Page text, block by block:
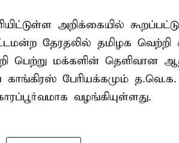
அறிக்கையில்
தேரதலில் தமிழக
பெற்று மக்களின் தெளிவான
காங்கிரஸ் பேரியக்கமும்
வழங்கியுள்ளது.